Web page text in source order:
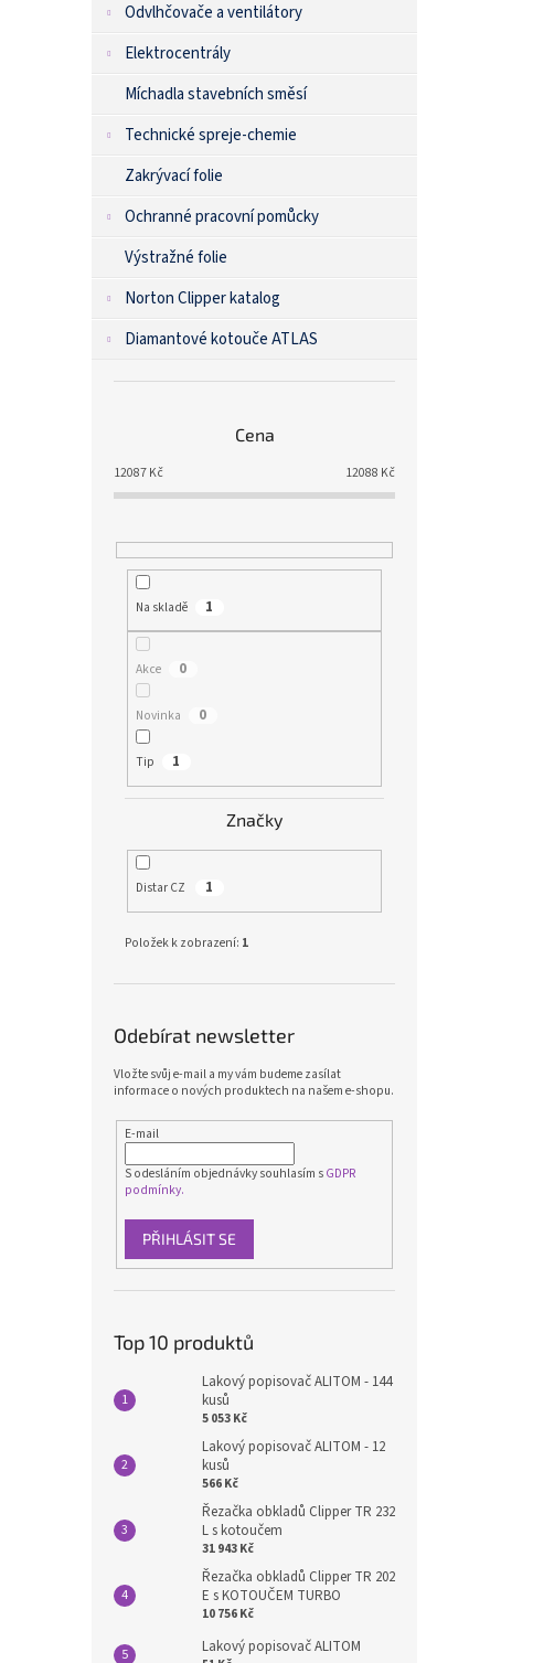
Odvlhčovače a ventilátory
Elektrocentrály
Míchadla stavebních směsí
Technické spreje-chemie
Zakrývací folie
Ochranné pracovní pomůcky
Výstražné folie
Norton Clipper katalog
Diamantové kotouče ATLAS
Cena
12087Kč 12088 Kč
Na skladě 1
Akce 0
Novinka 0
Tip 1
Značky
Distar CZ 1
Položek k zobrazení: 1
Odebírat newsletter
Vložte svůj e-mail a my vám budeme zasílat
informace o nových produktech na našem e-shopu.
E-mail
S odesláním objednávky souhlasím sGDPR
podmínky.
PŘIHLÁSIT SE
Top 10 produktů
Lakový popisovač ALITOM - 144
kusů
5 053 Kč
Lakový popisovač ALITOM - 12
kusů
566 Kč
Řezačka obkladů Clipper TR 232
L s kotoučem
31 943 Kč
Řezačka obkladů Clipper TR 202
E s KOTOUČEM TURBO
10 756 Kč
Lakový popisovač ALITOM